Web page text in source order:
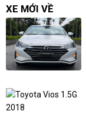
XE MỚI VỀ